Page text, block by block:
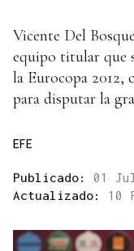
Vicente Del
equipo titular que
la Eurocopa 2012,
para disputar la
EFE
Publicado: 01
Actualizado: 10